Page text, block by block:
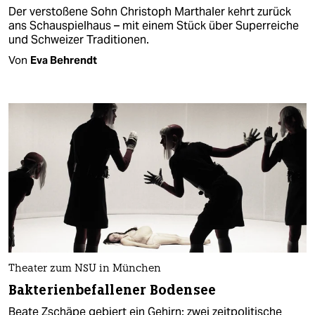
Der verstoßene Sohn Christoph Marthaler kehrt zurück
ans Schauspielhaus – mit einem Stück über Superreiche
und Schweizer Traditionen.
Von Eva Behrendt
Theater zum NSU in München
Bakterienbefallener Bodensee
Beate Zschäpe gebiert ein Gehirn: zwei zeitpolitische